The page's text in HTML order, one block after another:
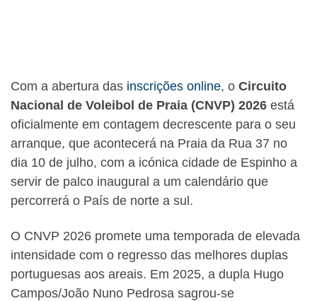
Com a abertura das inscrições online, o Circuito
Nacional de Voleibol de Praia (CNVP) 2026 está
oficialmente em contagem decrescente para o seu
arranque, que acontecerá na Praia da Rua 37 no
dia 10 de julho, com a icónica cidade de Espinho a
servir de palco inaugural a um calendário que
percorrerá o País de norte a sul.
O CNVP 2026 promete uma temporada de elevada
intensidade com o regresso das melhores duplas
portuguesas aos areais. Em 2025, a dupla Hugo
Campos/João Nuno Pedrosa sagrou-se